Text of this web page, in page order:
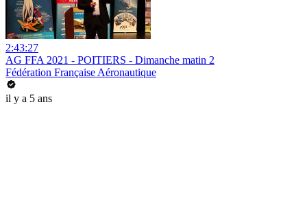
2:43:27
AG FFA 2021 - POITIERS - Dimanche matin 2
Fédération Française Aéronautique
il y a 5 ans